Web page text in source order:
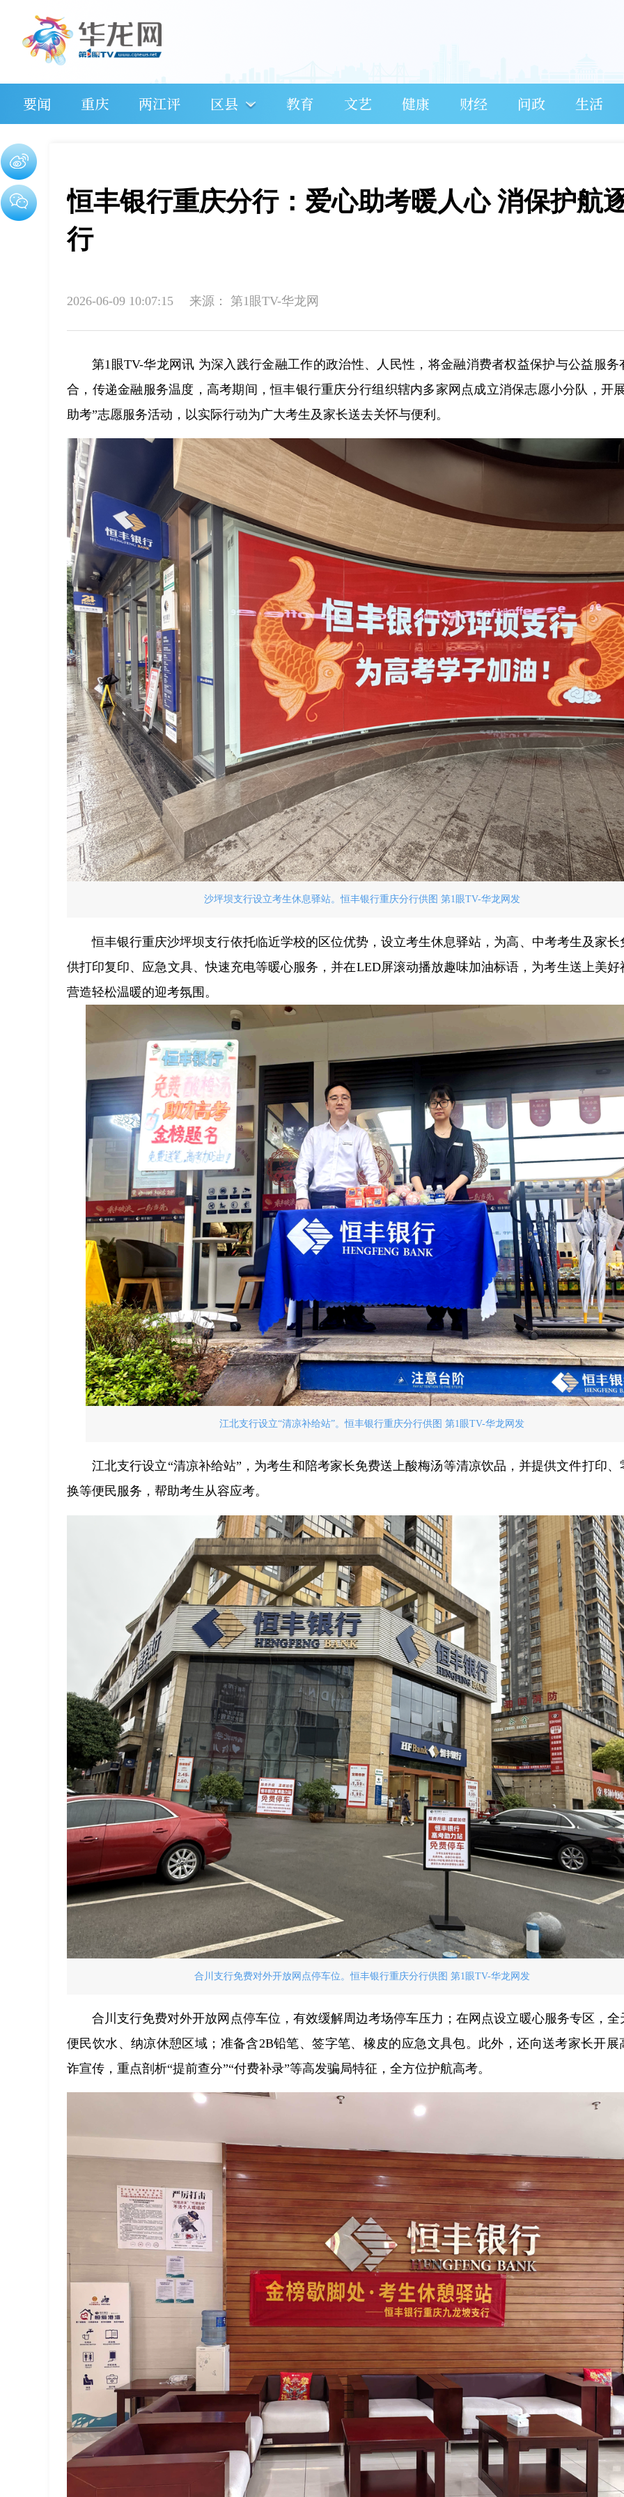
要闻 重庆 两江评 区县 教育 文艺 健康 财经 问政 生活
恒丰银行重庆分行：爱心助考暖人心 消保护航
行
2026-06-09 10:07:15 来源： 第1眼TV-华龙网
第1眼TV-华龙网讯 为深入践行金融工作的政治性、人民性，将金融消费者权益保护与公益服务
合，传递金融服务温度，高考期间，恒丰银行重庆分行组织辖内多家网点成立消保志愿小分队，开
助考”志愿服务活动，以实际行动为广大考生及家长送去关怀与便利。
沙坪坝支行设立考生休息驿站。恒丰银行重庆分行供图 第1眼TV-华龙网发
恒丰银行重庆沙坪坝支行依托临近学校的区位优势，设立考生休息驿站，为高、中考考生及家长
供打印复印、应急文具、快速充电等暖心服务，并在LED屏滚动播放趣味加油标语，为考生送上美好
营造轻松温暖的迎考氛围。
江北支行设立“清凉补给站”。恒丰银行重庆分行供图 第1眼TV-华龙网发
江北支行设立“清凉补给站”，为考生和陪考家长免费送上酸梅汤等清凉饮品，并提供文件打印、
换等便民服务，帮助考生从容应考。
合川支行免费对外开放网点停车位。恒丰银行重庆分行供图 第1眼TV-华龙网发
合川支行免费对外开放网点停车位，有效缓解周边考场停车压力；在网点设立暖心服务专区，全
便民饮水、纳凉休憩区域；准备含2B铅笔、签字笔、橡皮的应急文具包。此外，还向送考家长开展
诈宣传，重点剖析“提前查分”“付费补录”等高发骗局特征，全方位护航高考。